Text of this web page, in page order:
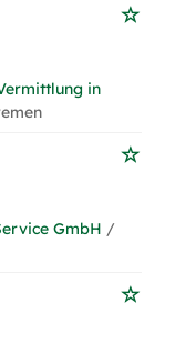
in
GmbH /